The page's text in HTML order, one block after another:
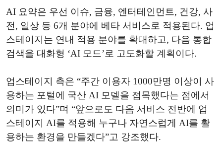
AI 요약은 우선 이슈, 금융, 엔터테인먼트, 건강, 사
전, 일상 등 6개 분야에 베타 서비스로 적용된다. 업
스테이지는 연내 적용 분야를 확대하고, 다음 통합
검색을 대화형 ‘AI 모드’로 고도화할 계획이다.
업스테이지 측은 “주간 이용자 1000만명 이상이 사
용하는 포털에 국산 AI 모델을 접목했다는 점에서
의미가 있다”며 “앞으로도 다음 서비스 전반에 업
스테이지 AI를 적용해 누구나 자연스럽게 AI를 활
용하는 환경을 만들겠다”고 강조했다.